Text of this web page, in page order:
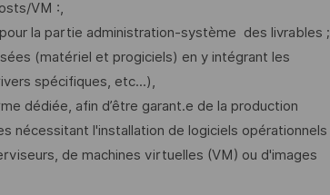
VM :,
la partie administration-système des livrables ;
(matériel et progiciels) en y intégrant les
spécifiques, etc...),
dédiée, afin d’être garant.e de la production
nécessitant l'installation de logiciels opérationnels
de machines virtuelles (VM) ou d'images